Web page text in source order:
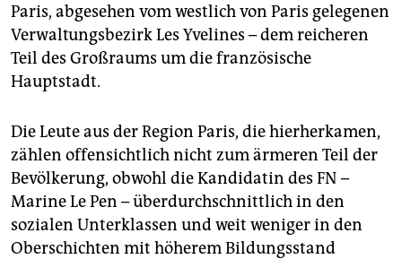
Paris, abgesehen vom westlich von Paris gelegenen
Verwaltungsbezirk Les Yvelines – dem reicheren
Teil des Großraums um die französische
Hauptstadt.
Die Leute aus der Region Paris, die hierherkamen,
zählen offensichtlich nicht zum ärmeren Teil der
Bevölkerung, obwohl die Kandidatin des FN –
Marine Le Pen – überdurchschnittlich in den
sozialen Unterklassen und weit weniger in den
Oberschichten mit höherem Bildungsstand